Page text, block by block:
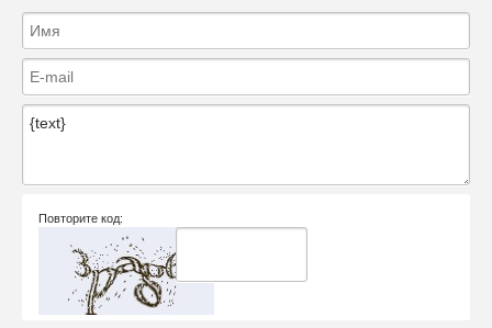
Повторите код: